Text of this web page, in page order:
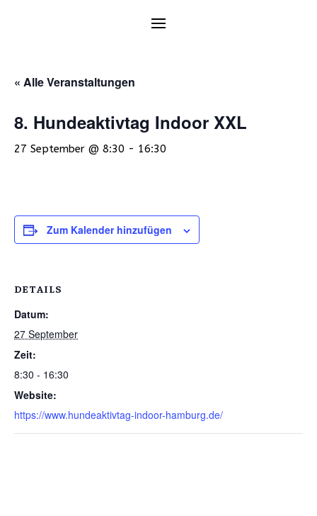
« Alle Veranstaltungen
8. Hundeaktivtag Indoor XXL
27 September @ 8:30 - 16:30
Zum Kalender hinzufügen
DETAILS
Datum:
27 September
Zeit:
8:30 - 16:30
Website:
https://www.hundeaktivtag-indoor-hamburg.de/